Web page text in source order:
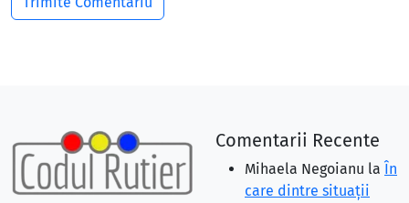
Comentarii Recente
Mihaela Negoianu la În
care dintre situaţii